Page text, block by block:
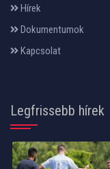
Hírek
Dokumentumok
Kapcsolat
Legfrissebb hírek